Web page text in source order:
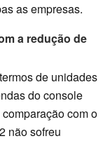
as empresas.
a redução de
de unidades
do console
com o
não sofreu